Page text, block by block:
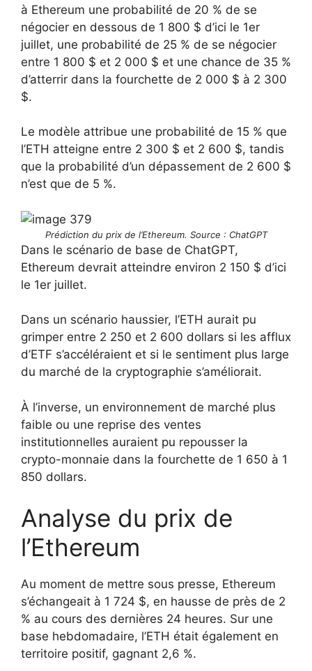
à Ethereum une probabilité de 20 % de se
négocier en dessous de 1 800 $ d’ici le 1er
juillet, une probabilité de 25 % de se négocier
entre 1 800 $ et 2 000 $ et une chance de 35 %
d’atterrir dans la fourchette de 2 000 $ à 2 300
$.
Le modèle attribue une probabilité de 15 % que
l’ETH atteigne entre 2 300 $ et 2 600 $, tandis
que la probabilité d’un dépassement de 2 600 $
n’est que de 5 %.
Prédiction du prix de l’Ethereum. Source : ChatGPT
Dans le scénario de base de ChatGPT,
Ethereum devrait atteindre environ 2 150 $ d’ici
le 1er juillet.
Dans un scénario haussier, l’ETH aurait pu
grimper entre 2 250 et 2 600 dollars si les afflux
d’ETF s’accéléraient et si le sentiment plus large
du marché de la cryptographie s’améliorait.
À l’inverse, un environnement de marché plus
faible ou une reprise des ventes
institutionnelles auraient pu repousser la
crypto-monnaie dans la fourchette de 1 650 à 1
850 dollars.
Analyse du prix de
l’Ethereum
Au moment de mettre sous presse, Ethereum
s’échangeait à 1 724 $, en hausse de près de 2
% au cours des dernières 24 heures. Sur une
base hebdomadaire, l’ETH était également en
territoire positif, gagnant 2,6 %.